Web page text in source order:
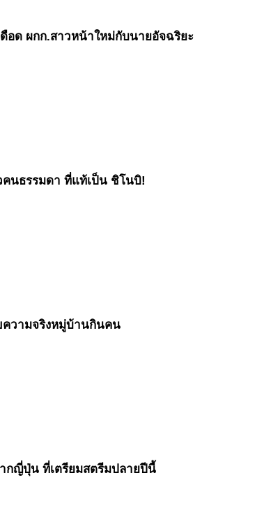
อด ผกก.สาวหน้าใหม่กับนายอัจฉริยะ
คนธรรมดา ที่แท้เป็น ชิโนบิ!
ความจริงหมู่บ้านกินคน
กญี่ปุ่น ที่เตรียมสตรีมปลายปีนี้